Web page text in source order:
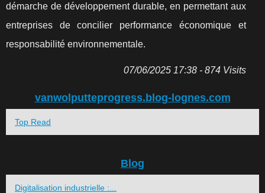
démarche de développement durable, en permettant aux
entreprises de concilier performance économique et
responsabilité environnementale.
07/06/2025 17:38 - 874 Visits
vanwolputteprogress.blog-lognes.com
Top Read
Blog
Digitalisation industrielle :...